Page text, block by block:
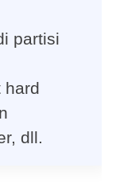
partisi
hard
dll.